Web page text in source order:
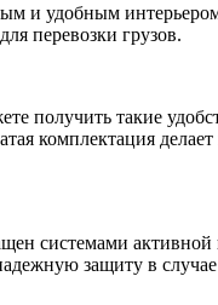
и удобным
перевозки грузов.
такие
комплектация
системами активной
защиту в